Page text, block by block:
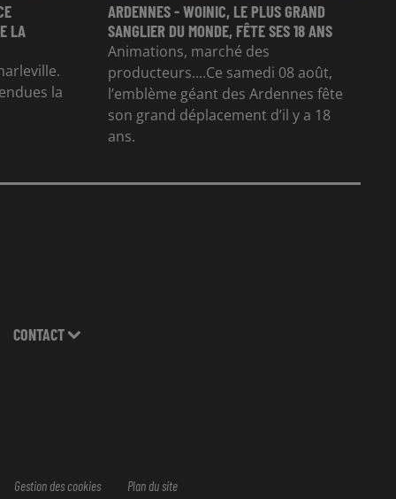
LA
la
ARDENNES - WOINIC, LE PLUS GRAND
SANGLIER DU MONDE, FÊTE SES 18 ANS
Animations, marché des
producteurs....Ce samedi 08 août,
l’emblème géant des Ardennes fête
son grand déplacement d’il y a 18
ans.
CONTACT
Gestion des cookies Plan du site